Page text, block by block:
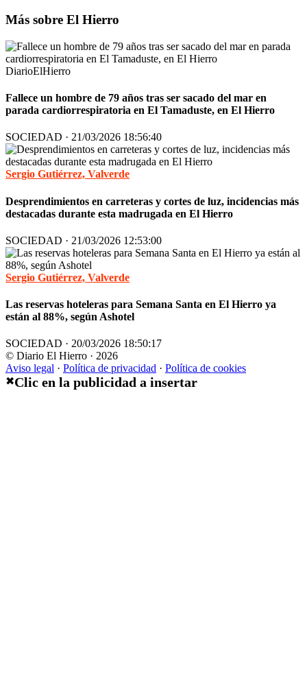
Más sobre El Hierro
DiarioElHierro
Fallece un hombre de 79 años tras ser sacado del mar en
parada cardiorrespiratoria en El Tamaduste, en El Hierro
SOCIEDAD · 21/03/2026 18:56:40
Sergio Gutiérrez, Valverde
Desprendimientos en carreteras y cortes de luz, incidencias más
destacadas durante esta madrugada en El Hierro
SOCIEDAD · 21/03/2026 12:53:00
Sergio Gutiérrez, Valverde
Las reservas hoteleras para Semana Santa en El Hierro ya
están al 88%, según Ashotel
SOCIEDAD · 20/03/2026 18:50:17
© Diario El Hierro · 2026
Aviso legal · Política de privacidad · Política de cookies
✖Clic en la publicidad a insertar